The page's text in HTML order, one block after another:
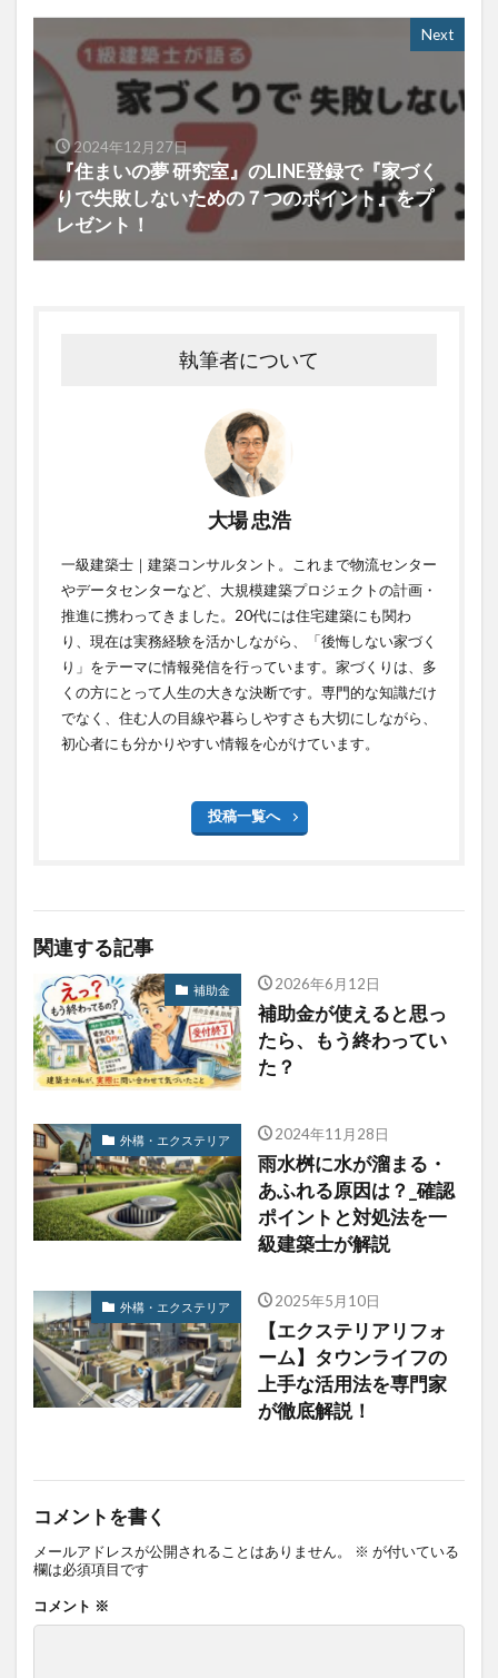
Next
2024年12月27日
『住まいの夢 研究室』のLINE登録で『家づく
りで失敗しないための７つのポイント』をプ
レゼント！
執筆者について
大場 忠浩
一級建築士｜建築コンサルタント。これまで物流センター
やデータセンターなど、大規模建築プロジェクトの計画・
推進に携わってきました。20代には住宅建築にも関わ
り、現在は実務経験を活かしながら、「後悔しない家づく
り」をテーマに情報発信を行っています。家づくりは、多
くの方にとって人生の大きな決断です。専門的な知識だけ
でなく、住む人の目線や暮らしやすさも大切にしながら、
初心者にも分かりやすい情報を心がけています。
投稿一覧へ
関連する記事
補助金 2026年6月12日
補助金が使えると思っ
たら、もう終わってい
た？
外構・エクステリア 2024年11月28日
雨水桝に水が溜まる・
あふれる原因は？_確認
ポイントと対処法を一
級建築士が解説
外構・エクステリア 2025年5月10日
【エクステリアリフォ
ーム】タウンライフの
上手な活用法を専門家
が徹底解説！
コメントを書く
メールアドレスが公開されることはありません。 ※ が付いている
欄は必須項目です
コメント ※